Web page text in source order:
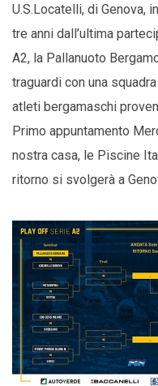
U.S.Locatelli, di Genova,
tre anni dall’ultima
A2, la Pallanuoto
traguardi con una
atleti bergamaschi
Primo appuntamento
nostra casa, le Piscine
ritorno si svolgerà a